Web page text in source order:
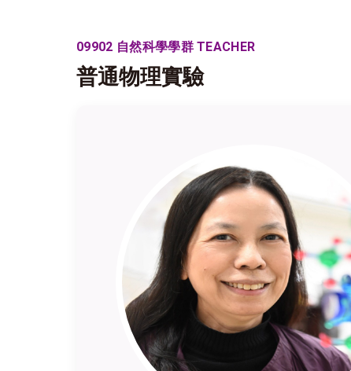
09902 自然科學學群 TEACHER
普通物理實驗